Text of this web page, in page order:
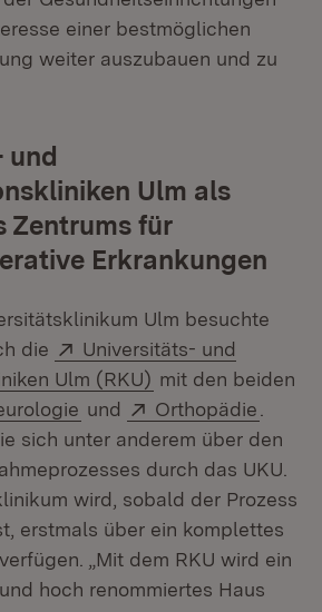
einer bestmöglichen
weiter auszubauen und zu
und
Ulm als
Zentrums für
Erkrankungen
Ulm besuchte
die
Extern:
Universitäts- und
Ulm (RKU) (Öffnet in neuem
mit den beiden
(Öffnet in neuem Fenster)
und Extern:
Orthopädie
sich unter anderem über den
durch das UKU.
wird, sobald der Prozess
erstmals über ein komplettes
„Mit dem RKU wird ein
hoch renommiertes Haus